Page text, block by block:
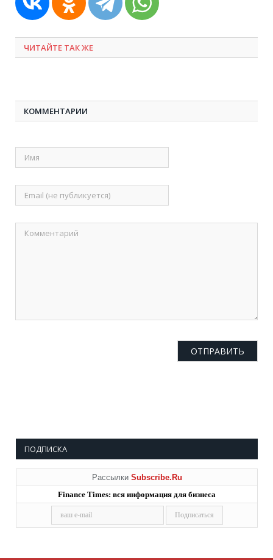
ЧИТАЙТЕ ТАК ЖЕ
КОММЕНТАРИИ
ПОДПИСКА
Рассылки Subscribe.Ru
Finance Times: вся информация для бизнеса